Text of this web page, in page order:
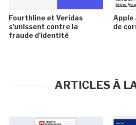
Fourthline et Veridas
s'unissent contre la
fraude d'identité
Apple
de
ARTICLES À